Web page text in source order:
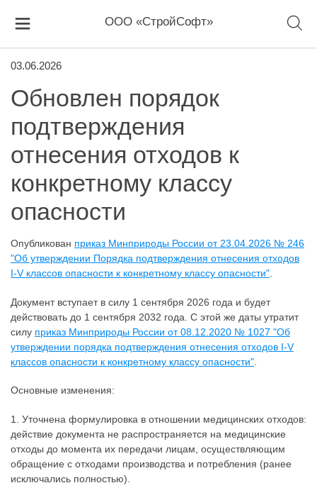
ООО «СтройСофт»
03.06.2026
Обновлен порядок
подтверждения
отнесения отходов к
конкретному классу
опасности
Опубликован приказ Минприроды России от 23.04.2026 № 246
"Об утверждении Порядка подтверждения отнесения отходов
I-V классов опасности к конкретному классу опасности"
Документ вступает в силу 1 сентября 2026 года и будет
действовать до 1 сентября 2032 года. С этой же даты утратит
силу приказ Минприроды России от 08.12.2020 № 1027 "Об
утверждении порядка подтверждения отнесения отходов I-V
классов опасности к конкретному классу опасности"
Основные изменения:
1. Уточнена формулировка в отношении медицинских отходов:
действие документа не распространяется на медицинские
отходы до момента их передачи лицам, осуществляющим
обращение с отходами производства и потребления (ранее
исключались полностью).